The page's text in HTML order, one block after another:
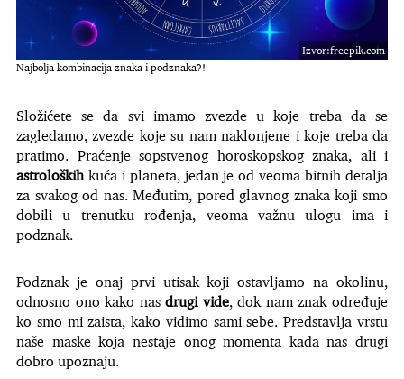
Najbolja kombinacija znaka i podznaka?!
Izvor:freepik.com
Složićete se da svi imamo zvezde u koje treba da se
zagledamo, zvezde koje su nam naklonjene i koje treba da
pratimo. Praćenje sopstvenog horoskopskog znaka, ali i
astroloških kuća i planeta, jedan je od veoma bitnih detalja
za svakog od nas. Međutim, pored glavnog znaka koji smo
dobili u trenutku rođenja, veoma važnu ulogu ima i
podznak.
Podznak je onaj prvi utisak koji ostavljamo na okolinu,
odnosno ono kako nasdrugi vide, dok nam znak određuje
ko smo mi zaista, kako vidimo sami sebe. Predstavlja vrstu
naše maske koja nestaje onog momenta kada nas drugi
dobro upoznaju.